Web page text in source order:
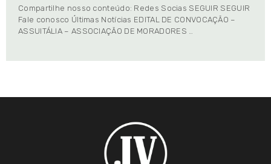
Compartilhe nosso conteúdo: Redes Socias SEGUIR SEGUIR
Fale conosco Últimas Notícias EDITAL DE CONVOCAÇÃO –
ASSUITÁLIA – ASSOCIAÇÃO DE MORADORES …